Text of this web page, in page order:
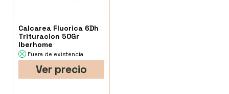
Calcarea Fluorica 6Dh
Trituracion 50Gr
Iberhome
Fuera de existencia
Ver precio